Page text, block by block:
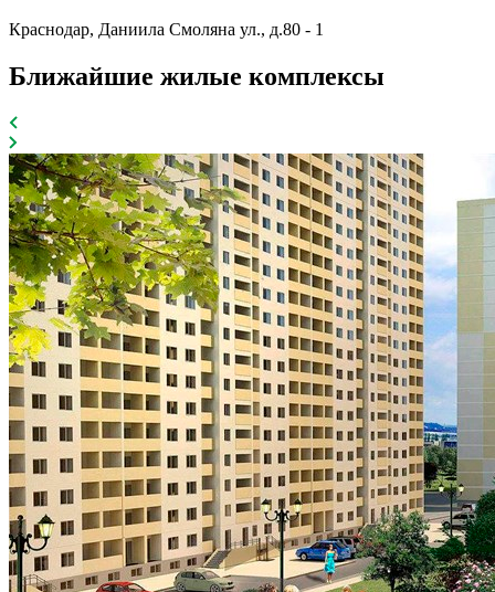
Краснодар, Даниила Смоляна ул., д.80 - 1
Ближайшие жилые комплексы